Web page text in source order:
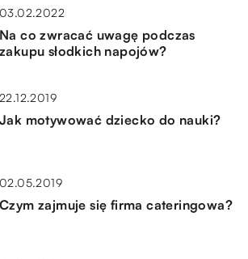
03.02.2022
Na co zwracać uwagę podczas
zakupu słodkich napojów?
22.12.2019
Jak motywować dziecko do nauki?
02.05.2019
Czym zajmuje się firma cateringowa?